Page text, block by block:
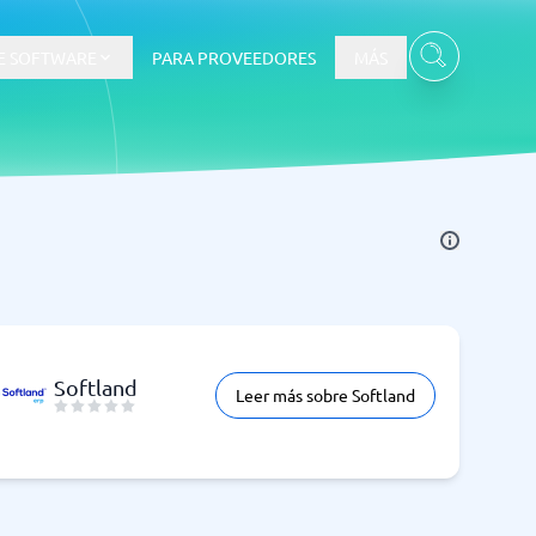
Ver todas las categorías→
PARA PROVEEDORES
Softland Leer más sobre Softland